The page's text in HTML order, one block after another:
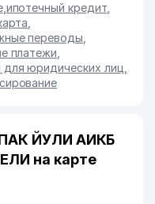
, ипотечный кредит,
переводы
платежи
для юридических лиц
ЙУЛИ АИКБ
на карте